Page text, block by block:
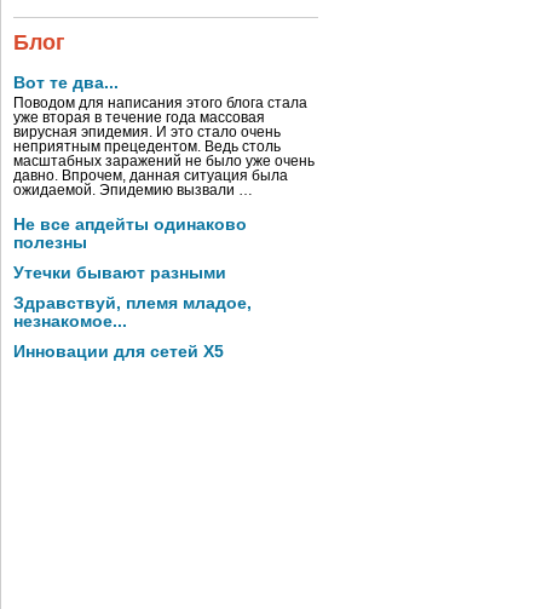
Блог
Вот те два...
Поводом для написания этого блога стала
уже вторая в течение года массовая
вирусная эпидемия. И это стало очень
неприятным прецедентом. Ведь столь
масштабных заражений не было уже очень
давно. Впрочем, данная ситуация была
ожидаемой. Эпидемию вызвали …
Не все апдейты одинаково
полезны
Утечки бывают разными
Здравствуй, племя младое,
незнакомое...
Инновации для сетей X5